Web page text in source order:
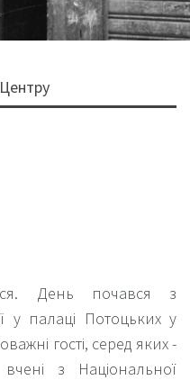
День почався з
у палаці Потоцьких у
гості, серед яких -
з Національної